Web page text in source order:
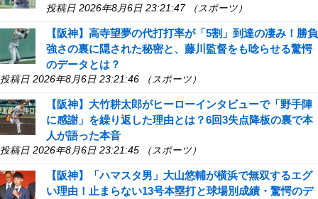
投稿日 2026年8月6日 23:21:47 （スポーツ）
【阪神】高寺望夢の代打打率が「5割」到達の凄み！勝負
強さの裏に隠された秘密と、藤川監督をも唸らせる驚愕
のデータとは？
投稿日 2026年8月6日 23:21:46 （スポーツ）
【阪神】大竹耕太郎がヒーローインタビューで「野手陣
に感謝」を繰り返した理由とは？6回3失点降板の裏で本
人が語った本音
投稿日 2026年8月6日 23:21:45 （スポーツ）
【阪神】「ハマスタ男」大山悠輔が横浜で無双するエグ
い理由！止まらない13号本塁打と球場別成績・驚愕のデ